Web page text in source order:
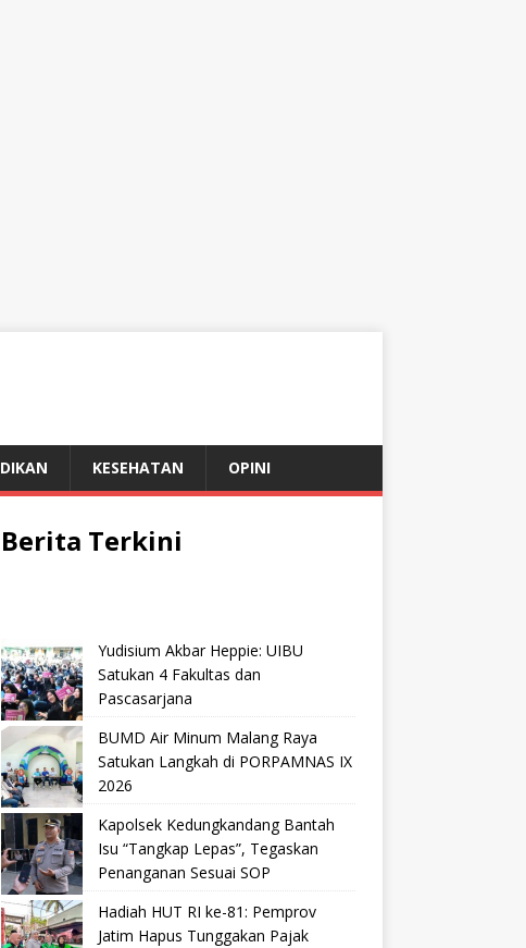
KESEHATAN OPINI
Berita Terkini
Yudisium Akbar Heppie: UIBU
Satukan 4 Fakultas dan
Pascasarjana
BUMD Air Minum Malang Raya
Satukan Langkah di PORPAMNAS IX
2026
Kapolsek Kedungkandang Bantah
Isu “Tangkap Lepas”, Tegaskan
Penanganan Sesuai SOP
Hadiah HUT RI ke-81: Pemprov
Jatim Hapus Tunggakan Pajak